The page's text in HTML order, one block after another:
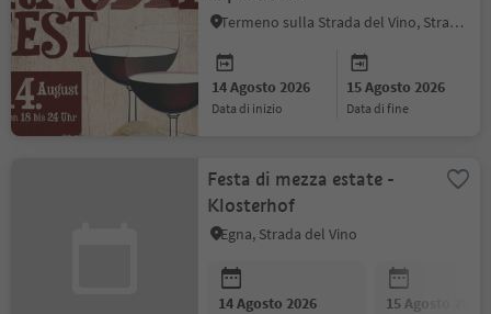
Termeno sulla Strada del Vino, Strada del Vino
14 Agosto 2026
data di inizio
15 Agosto 2026
data di fine
Festa di mezza estate -
Klosterhof
Egna, Strada del Vino
14 Agosto 2026 15 Agosto 2026